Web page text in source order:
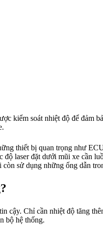
kiểm soát nhiệt độ để
thiết bị quan trọng như
laser đặt dưới mũi xe
sử dụng những ống dẫn
cậy. Chỉ cần nhiệt độ tăng
bộ hệ thống.